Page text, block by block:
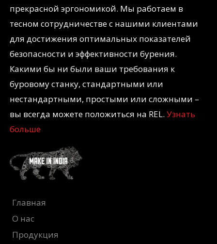
прекрасной эргономикой. Мы работаем в
тесном сотрудничестве с нашими клиентами
для достижения оптимальных показателей
безопасности и эффективности бурения.
Какими бы ни были ваши требования к
буровому станку, стандартными или
нестандартными, простыми или сложными –
вы всегда можете положиться на REL. Узнать
больше
Главная
О нас
Продукция